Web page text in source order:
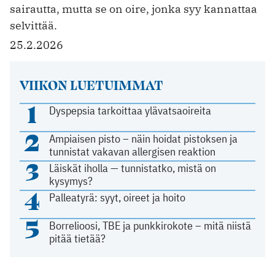
sairautta, mutta se on oire, jonka syy kannattaa
selvittää.
25.2.2026
VIIKON LUETUIMMAT
1 Dyspepsia tarkoittaa ylävatsaoireita
2
Ampiaisen pisto – näin hoidat pistoksen ja
tunnistat vakavan allergisen reaktion
3
Läiskät iholla — tunnistatko, mistä on
kysymys?
4 Palleatyrä: syyt, oireet ja hoito
5
Borrelioosi, TBE ja punkkirokote – mitä niistä
pitää tietää?